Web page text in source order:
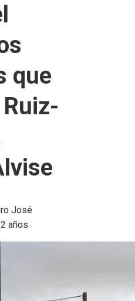
que
José
años